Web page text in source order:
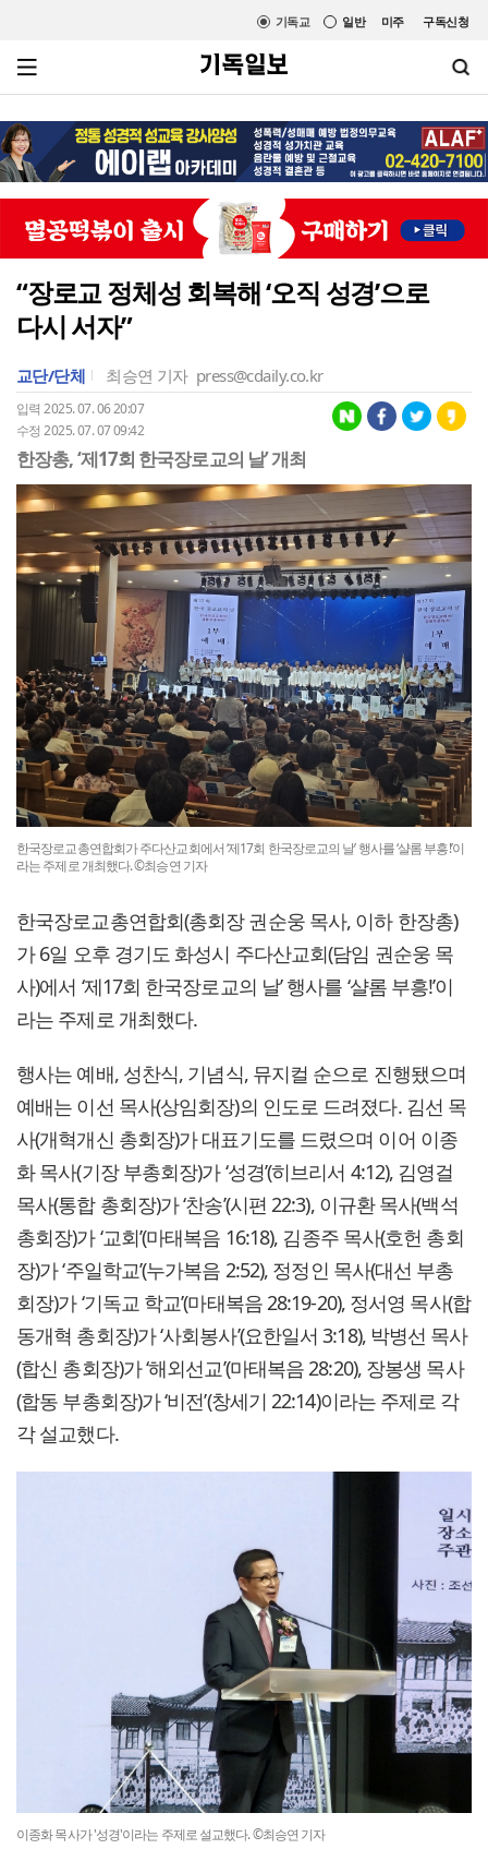
미주 구독신청
일반
기독교
“장로교 정체성 회복해 ‘오직 성경’으로
다시 서자”
교단/단체 최승연 기자 press@cdaily.co.kr
입력 2025. 07. 06 20:07
수정 2025. 07. 07 09:42
한장총, ‘제17회 한국장로교의 날’ 개최
한국장로교총연합회가 주다산교회에서 ‘제17회 한국장로교의 날’ 행사를 ‘샬롬 부흥!’이
라는 주제로 개최했다. ©최승연 기자
한국장로교총연합회(총회장 권순웅 목사, 이하 한장총)
가 6일 오후 경기도 화성시 주다산교회(담임 권순웅 목
사)에서 ‘제17회 한국장로교의 날’ 행사를 ‘샬롬 부흥!’이
라는 주제로 개최했다.
행사는 예배, 성찬식, 기념식, 뮤지컬 순으로 진행됐으며
예배는 이선 목사(상임회장)의 인도로 드려졌다. 김선 목
사(개혁개신 총회장)가 대표기도를 드렸으며 이어 이종
화 목사(기장 부총회장)가 ‘성경’(히브리서 4:12), 김영걸
목사(통합 총회장)가 ‘찬송’(시편 22:3), 이규환 목사(백석
총회장)가 ‘교회’(마태복음 16:18), 김종주 목사(호헌 총회
장)가 ‘주일학교’(누가복음 2:52), 정정인 목사(대선 부총
회장)가 ‘기독교 학교’(마태복음 28:19-20), 정서영 목사(합
동개혁 총회장)가 ‘사회봉사’(요한일서 3:18), 박병선 목사
(합신 총회장)가 ‘해외선교’(마태복음 28:20), 장봉생 목사
(합동 부총회장)가 ‘비전’(창세기 22:14)이라는 주제로 각
각 설교했다.
이종화 목사가 '성경'이라는 주제로 설교했다. ©최승연 기자